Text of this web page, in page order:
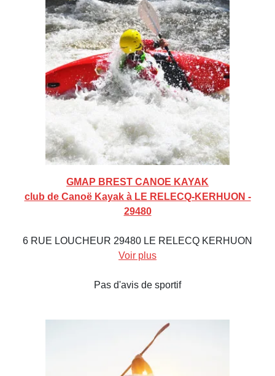
GMAP BREST CANOE KAYAK
club de Canoë Kayak à LE RELECQ-KERHUON -
29480
6 RUE LOUCHEUR 29480 LE RELECQ KERHUON
Voir plus
Pas d'avis de sportif